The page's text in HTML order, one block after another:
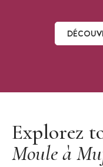
Explorez
Moule à